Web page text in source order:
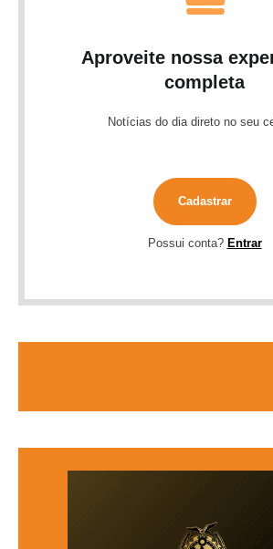
Aproveite nossa
completa
Notícias do dia direto no seu
Cadastrar
Possui conta? Entrar